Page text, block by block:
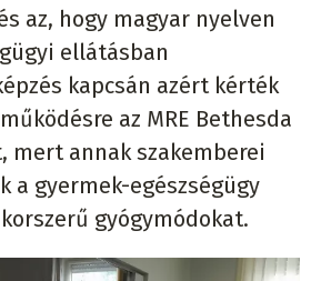
az, hogy magyar nyelven
ellátásban
kapcsán azért kérték
az MRE Bethesda
mert annak szakemberei
a gyermek-egészségügy
gyógymódokat.